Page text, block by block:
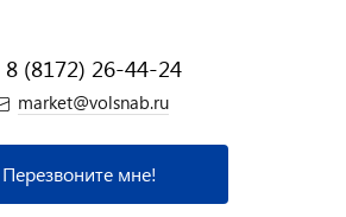
8 (8172) 26-44-24
market@volsnab.ru
Перезвоните мне!